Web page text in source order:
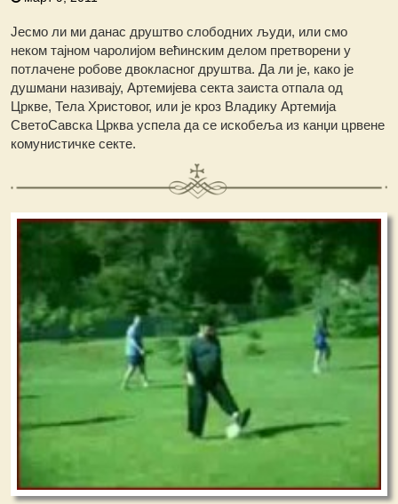
Јесмо ли ми данас друштво слободних људи, или смо
неком тајном чаролијом већинским делом претворени у
потлачене робове двокласног друштва. Да ли је, како је
душмани називају, Артемијева секта заиста отпала од
Цркве, Тела Христовог, или је кроз Владику Артемија
СветоСавска Црква успела да се искобеља из канџи црвене
комунистичке секте.